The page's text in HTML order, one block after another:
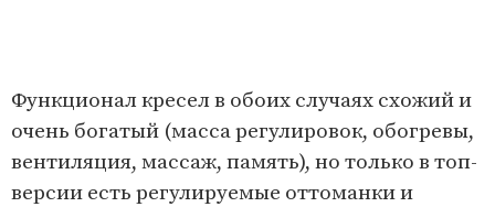
Функционал кресел в обоих случаях схожий и
очень богатый (масса регулировок, обогревы,
вентиляция, массаж, память), но только в топ-
версии есть регулируемые оттоманки и